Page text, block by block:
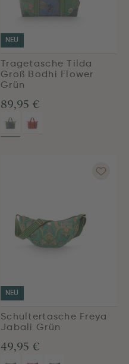
NEU
Tragetasche Tilda
Groß Bodhi Flower
Grün
89,95 €
NEU
Schultertasche Freya
Jabali Grün
49,95 €